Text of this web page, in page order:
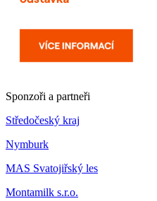
Sponzoři a partneři
Středočeský kraj
Nymburk
MAS Svatojiřský les
Montamilk s.r.o.